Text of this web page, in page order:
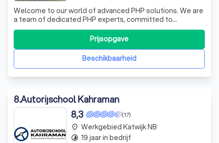
Welcome to our world of advanced PHP solutions. We are
a team of dedicated PHP experts, committed to
delivering top-notch PHP services. Our proficiency spans
across various PHP parameters, including PHPINFO, PHP
version, and FPM-FCGI. We are well-versed in managing
script memory limits, ensuring opt
Beschikbaarheid
Prijsopgave
8.Autorijschool Kahraman
(17)
8,3
place Werkgebied Katwijk NB
timelapse 19 jaar in bedrijf